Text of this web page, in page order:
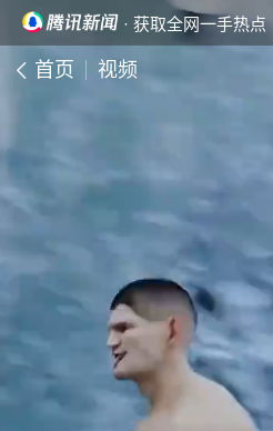
· 获取全网一手热点
首页 视频